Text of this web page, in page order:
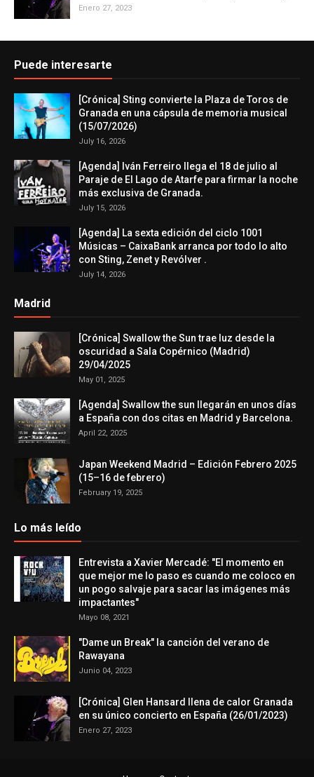
Enero 27, 2023
Puede interesarte
[Crónica] Sting convierte la Plaza de Toros de
Granada en una cápsula de memoria musical
(15/07/2026)
July 16, 2026
[Agenda] Iván Ferreiro llega el 18 de julio al
Paraje de El Lago de Atarfe para firmar la noche
más exclusiva de Granada.
July 15, 2026
[Agenda] La sexta edición del ciclo 1001
Músicas – CaixaBank arranca por todo lo alto
con Sting, Zenet y Revólver .
July 14, 2026
Madrid
[Crónica] Swallow the Sun trae luz desde la
oscuridad a Sala Copérnico (Madrid)
29/04/2025
May 01, 2025
[Agenda] Swallow the sun llegarán en unos días
a España con dos citas en Madrid y Barcelona.
April 22, 2025
Japan Weekend Madrid – Edición Febrero 2025
(15–16 de febrero)
February 19, 2025
Lo más leído
Entrevista a Xavier Mercadé: "El momento en
que mejor me lo paso es cuando me coloco en
un pogo salvaje para sacar las imágenes más
impactantes"
Mayo 08, 2021
"Dame un Break" la canción del verano de
Rawayana
Junio 04, 2023
[Crónica] Glen Hansard llena de calor Granada
en su único concierto en España (26/01/2023)
Enero 27, 2023